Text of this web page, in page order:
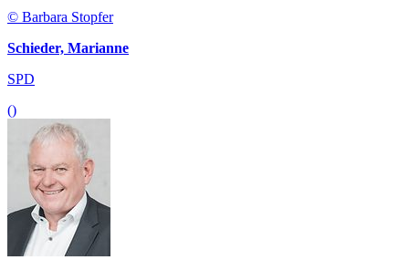
© Barbara Stopfer
Schieder, Marianne
SPD
()